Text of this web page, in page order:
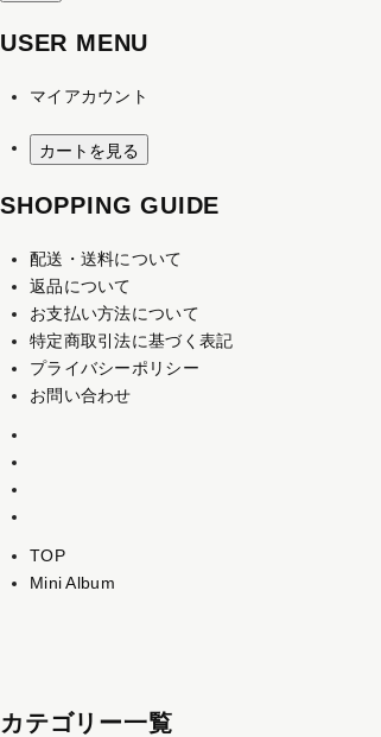
USER MENU
マイアカウント
カートを見る
SHOPPING GUIDE
配送・送料について
返品について
お支払い方法について
特定商取引法に基づく表記
プライバシーポリシー
お問い合わせ
TOP
Mini Album
カテゴリー一覧